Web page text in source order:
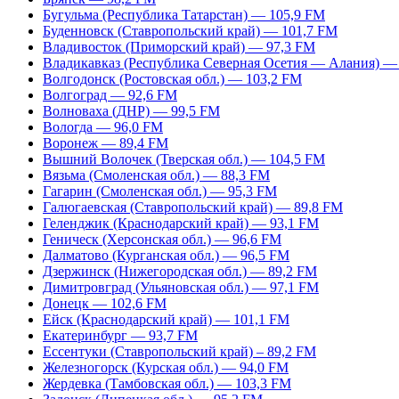
Бугульма (Республика Татарстан) — 105,9 FM
Буденновск (Ставропольский край) — 101,7 FM
Владивосток (Приморский край) — 97,3 FM
Владикавказ (Республика Северная Осетия — Алания)
Волгодонск (Ростовская обл.) — 103,2 FM
Волгоград — 92,6 FM
Волноваха (ДНР) — 99,5 FM
Вологда — 96,0 FM
Воронеж — 89,4 FM
Вышний Волочек (Тверская обл.) — 104,5 FM
Вязьма (Смоленская обл.) — 88,3 FM
Гагарин (Смоленская обл.) — 95,3 FM
Галюгаевская (Ставропольский край) — 89,8 FM
Геленджик (Краснодарский край) — 93,1 FM
Геническ (Херсонская обл.) — 96,6 FM
Далматово (Курганская обл.) — 96,5 FM
Дзержинск (Нижегородская обл.) — 89,2 FM
Димитровград (Ульяновская обл.) — 97,1 FM
Донецк — 102,6 FM
Ейск (Краснодарский край) — 101,1 FM
Екатеринбург — 93,7 FM
Ессентуки (Ставропольский край) – 89,2 FM
Железногорск (Курская обл.) — 94,0 FM
Жердевка (Тамбовская обл.) — 103,3 FM